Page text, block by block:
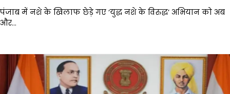
पंजाब में नशे के खिलाफ छेड़े गए ‘युद्ध नशे के विरुद्ध’ अभियान को अब
और…